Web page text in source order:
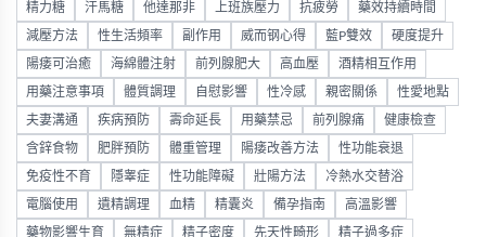
精力糖 汗馬糖 他達那非 上班族壓力 抗疲勞 藥效持續時間
減壓方法 性生活頻率 副作用 威而钢心得 藍P雙效 硬度提升
陽痿可治癒 海綿體注射 前列腺肥大 高血壓 酒精相互作用
用藥注意事項 體質調理 自慰影響 性冷感 親密關係 性愛地點
夫妻溝通 疾病預防 壽命延長 用藥禁忌 前列腺痛 健康檢查
含鋅食物 肥胖預防 體重管理 陽痿改善方法 性功能衰退
免疫性不育 隱睾症 性功能障礙 壯陽方法 冷熱水交替浴
電腦使用 遺精調理 血精 精囊炎 備孕指南 高溫影響
藥物影響生育 無精症 精子密度 先天性畸形 精子過多症